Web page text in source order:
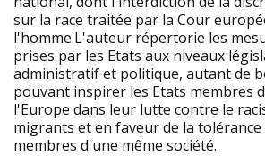
sur la race traitée par la Cour
l'homme.L'auteur répertorie les
prises par les Etats aux niveaux
administratif et politique, autant de
pouvant inspirer les Etats membres
l'Europe dans leur lutte contre le
migrants et en faveur de la
membres d'une même société.